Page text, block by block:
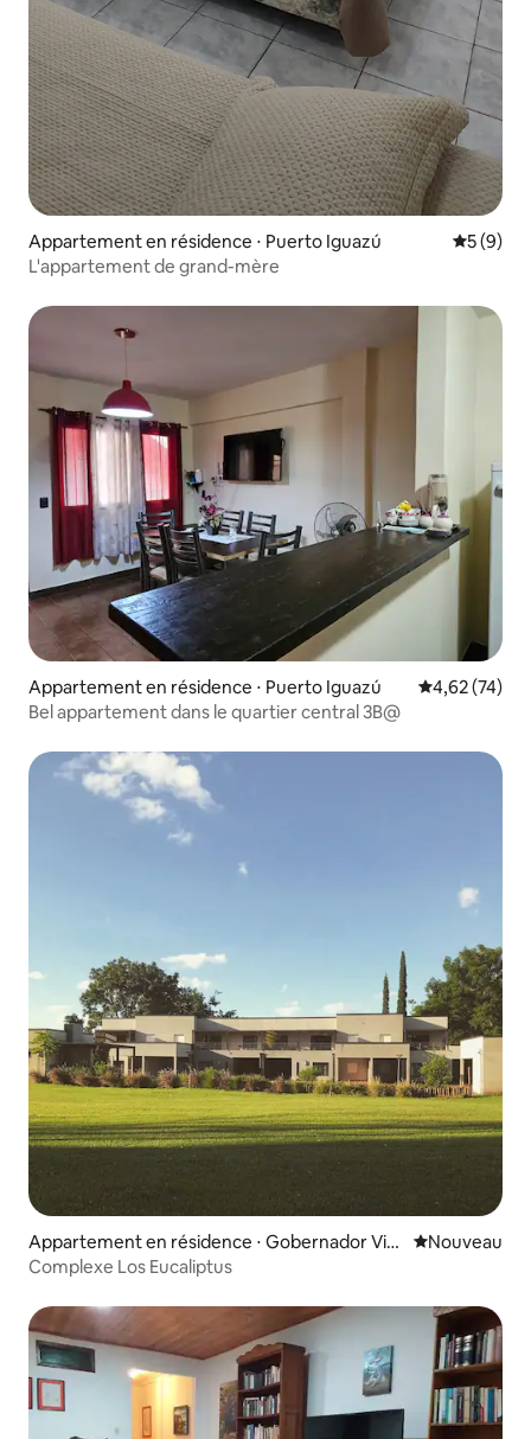
Appartement en résidence ⋅ Puerto Iguazú
5 (9)
L'appartement de grand-mère
Appartement en résidence ⋅ Puerto Iguazú Évaluation
4,62 (74)
Bel appartement dans le quartier central 3B@
Appartement en résidence ⋅ Gobernador Vira
soro
Nouvel
Nouveau
Complexe Los Eucaliptus